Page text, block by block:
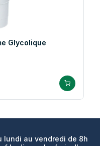
Glycolique
lundi au vendredi de 8h